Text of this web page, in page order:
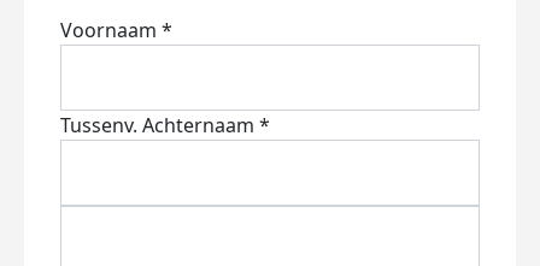
Voornaam *
Tussenv. Achternaam *